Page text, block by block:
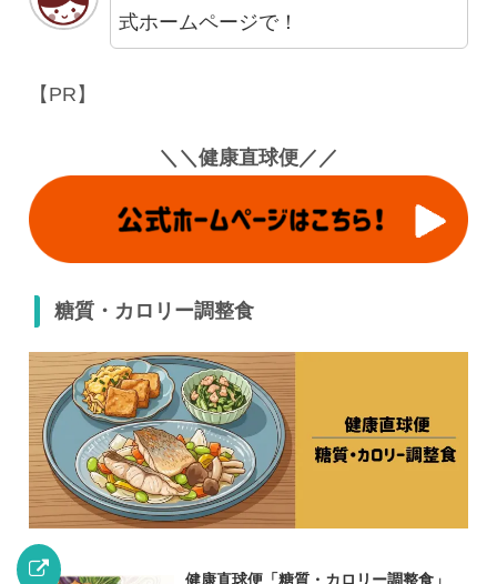
式ホームページで！
【PR】
＼＼健康直球便／／
糖質・カロリー調整食
健康直球便「糖質・カロリー調整食」